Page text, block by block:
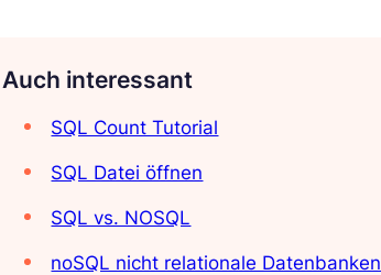
Auch interessant
SQL Count Tutorial
SQL Datei öffnen
SQL vs. NOSQL
noSQL nicht relationale Datenbanken